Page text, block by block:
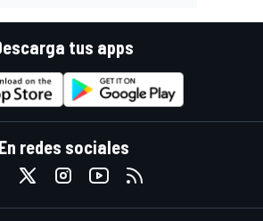
tus apps
En redes sociales